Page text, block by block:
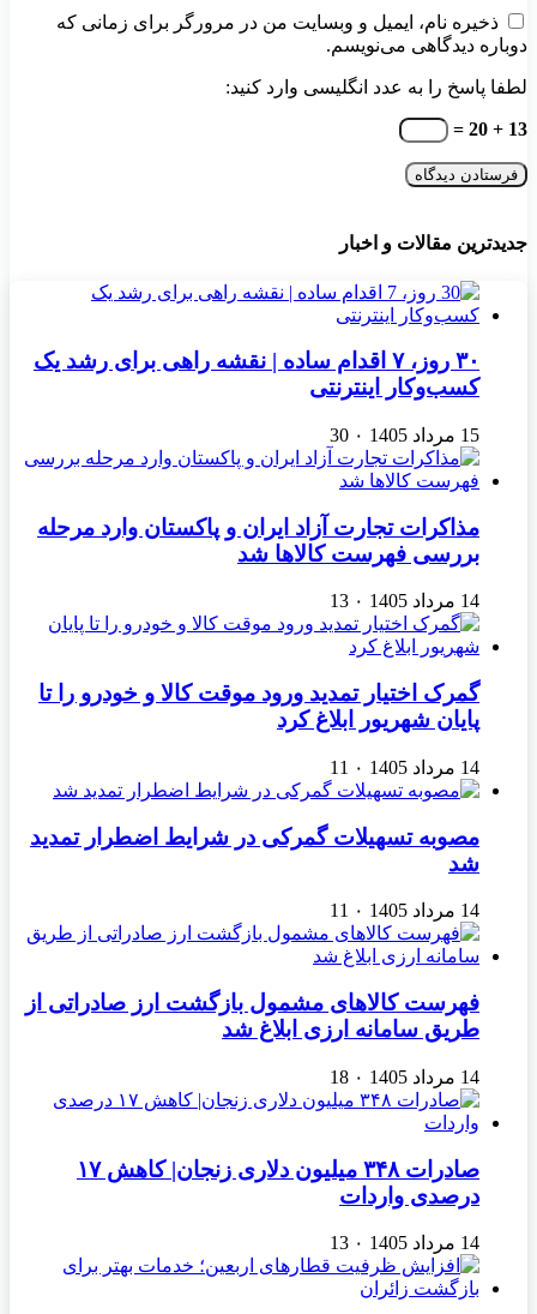
ذخیره نام، ایمیل و وبسایت من در مرورگر برای زمانی که
دوباره دیدگاهی می‌نویسم.
لطفا پاسخ را به عدد انگلیسی وارد کنید:
13 + 20 =
جدیدترین مقالات و اخبار
۳۰ روز، ۷ اقدام ساده | نقشه راهی برای رشد یک
کسب‌وکار اینترنتی
15 مرداد 1405 ۰ 30
مذاکرات تجارت آزاد ایران و پاکستان وارد مرحله
بررسی فهرست کالاها شد
14 مرداد 1405 ۰ 13
گمرک اختیار تمدید ورود موقت کالا و خودرو را تا
پایان شهریور ابلاغ کرد
14 مرداد 1405 ۰ 11
مصوبه تسهیلات گمرکی در شرایط اضطرار تمدید
شد
14 مرداد 1405 ۰ 11
فهرست کالاهای مشمول بازگشت ارز صادراتی از
طریق سامانه ارزی ابلاغ شد
14 مرداد 1405 ۰ 18
صادرات ۳۴۸ میلیون دلاری زنجان| ‌کاهش ۱۷
درصدی واردات
14 مرداد 1405 ۰ 13